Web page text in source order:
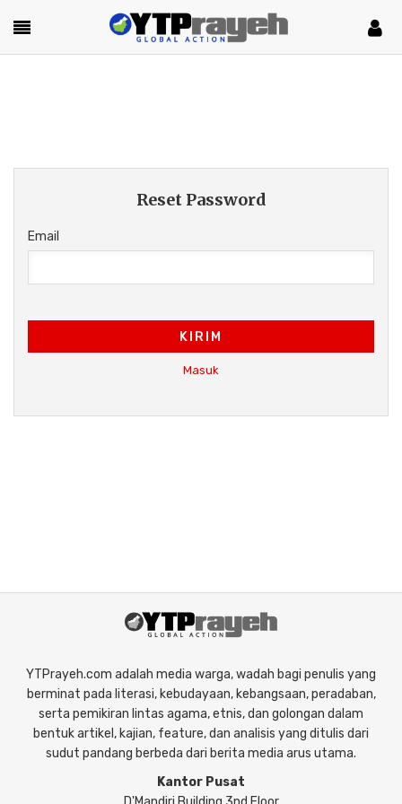
Reset Password
Email
KIRIM
Masuk
YTPrayeh.com adalah media warga, wadah bagi penulis yang
berminat pada literasi, kebudayaan, kebangsaan, peradaban,
serta pemikiran lintas agama, etnis, dan golongan dalam
bentuk artikel, kajian, feature, dan analisis yang ditulis dari
sudut pandang berbeda dari berita media arus utama.
Kantor Pusat